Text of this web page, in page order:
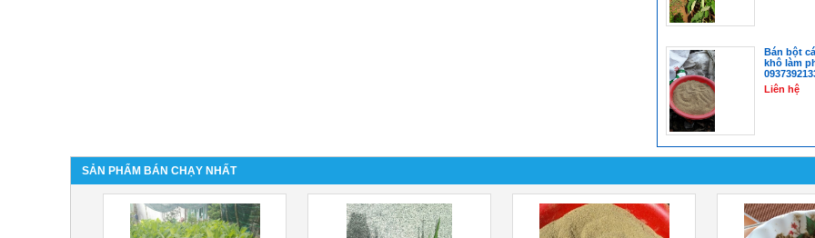
Bán bột
khô làm
Liên hệ
SẢN PHẨM BÁN CHẠY NHẤT